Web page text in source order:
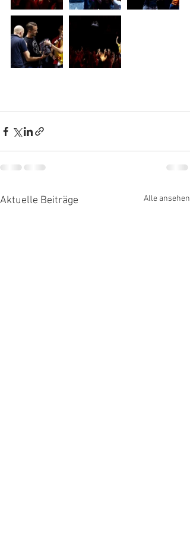
Aktuelle Beiträge Alle ansehen